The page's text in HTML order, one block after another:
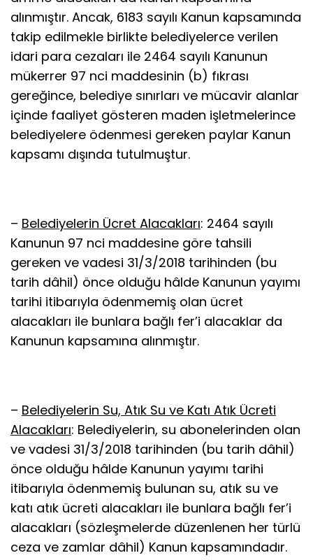
alınmıştır. Ancak, 6183 sayılı Kanun kapsamında
takip edilmekle birlikte belediyelerce verilen
idari para cezaları ile 2464 sayılı Kanunun
mükerrer 97 nci maddesinin (b) fıkrası
gereğince, belediye sınırları ve mücavir alanlar
içinde faaliyet gösteren maden işletmelerince
belediyelere ödenmesi gereken paylar Kanun
kapsamı dışında tutulmuştur.
– Belediyelerin Ücret Alacakları: 2464 sayılı
Kanunun 97 nci maddesine göre tahsili
gereken ve vadesi 31/3/2018 tarihinden (bu
tarih dâhil) önce olduğu hâlde Kanunun yayımı
tarihi itibarıyla ödenmemiş olan ücret
alacakları ile bunlara bağlı fer’i alacaklar da
Kanunun kapsamına alınmıştır.
– Belediyelerin Su, Atık Su ve Katı Atık Ücreti
Alacakları: Belediyelerin, su abonelerinden olan
ve vadesi 31/3/2018 tarihinden (bu tarih dâhil)
önce olduğu hâlde Kanunun yayımı tarihi
itibarıyla ödenmemiş bulunan su, atık su ve
katı atık ücreti alacakları ile bunlara bağlı fer’i
alacakları (sözleşmelerde düzenlenen her türlü
ceza ve zamlar dâhil) Kanun kapsamındadır.